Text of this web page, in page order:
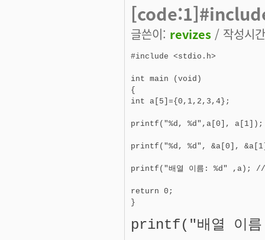
글쓴이: revizes / 작성시
#include <stdio.h>
int main (void)
{
int a[5]={0,1,2,3,4};
printf("%d, %d",a[0], a[1]);
printf("%d, %d", &a[0],
printf("배열 이름: %d" ,a); //
return 0;
}
printf("배열 이